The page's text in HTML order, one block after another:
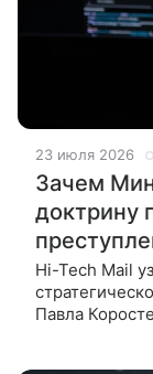
23 июля 2026
Зачем
доктрину
Hi-Tech Mail
Павла